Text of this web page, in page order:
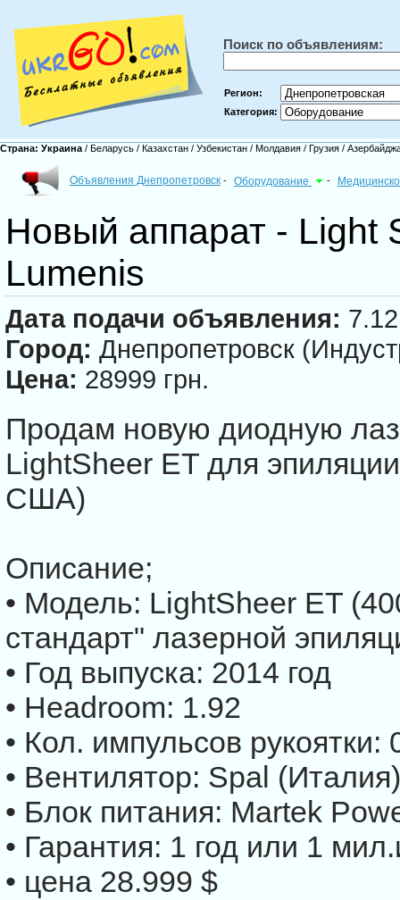
Поиск по объявлениям:
Регион:
Категория:
Страна: Украина / Беларусь / Казахстан / Узбекистан / Молдавия / Грузия /
Объявления Днепропетровск - Оборудование -
Новый аппарат -
Lumenis
Дата подачи объявления:
Город: Днепропетровск
Цена: 28999 грн.
Продам новую диодную
LightSheer ET для
США)
Описание;
• Модель: LightSheer ET
стандарт" лазерной
• Год выпуска: 2014 год
• Headroom: 1.92
• Кол. импульсов рукоятки:
• Вентилятор: Spal (Италия)
• Блок питания: Martek
• Гарантия: 1 год или 1
• цена 28.999 $